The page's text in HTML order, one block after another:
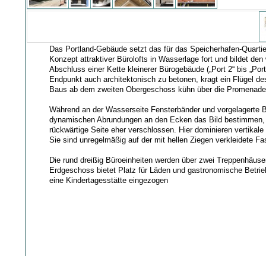
Das Portland-Gebäude setzt das für das Speicherhafen-
Konzept attraktiver Bürolofts in Wasserlage fort und bildet den
Abschluss einer Kette kleinerer Bürogebäude („Port 2“ bis
Endpunkt auch architektonisch zu betonen, kragt ein Flügel
Baus ab dem zweiten Obergeschoss kühn über die
Während an der Wasserseite Fensterbänder und vorgelagerte
dynamischen Abrundungen an den Ecken das Bild
rückwärtige Seite eher verschlossen. Hier dominieren
Sie sind unregelmäßig auf der mit hellen Ziegen verkleidete
Die rund dreißig Büroeinheiten werden über zwei
Erdgeschoss bietet Platz für Läden und gastronomische
eine Kindertagesstätte eingezogen